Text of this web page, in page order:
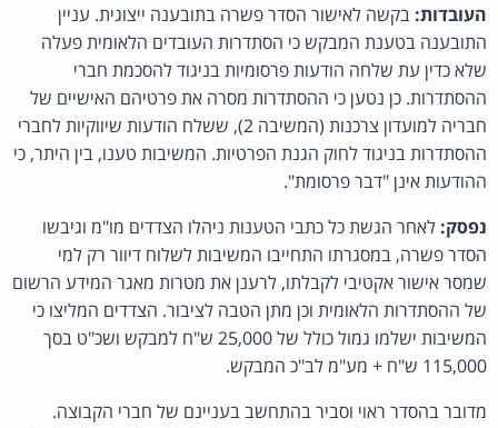
העובדות: בקשה לאישור הסדר פשרה בתובענה ייצוגית. עניין
התובענה בטענת המבקש כי הסתדרות העובדים הלאומית פעלה
שלא כדין עת שלחה הודעות פרסומיות בניגוד להסכמת חברי
ההסתדרות. כן נטען כי ההסתדרות מסרה את פרטיהם האישיים של
חבריה למועדון צרכנות (המשיבה 2), ששלח הודעות שיווקיות לחברי
ההסתדרות בניגוד לחוק הגנת הפרטיות. המשיבות טענו, בין היתר, כי
ההודעות אינן "דבר פרסומת".
נפסק: לאחר הגשת כל כתבי הטענות ניהלו הצדדים מו"מ וגיבשו
הסדר פשרה, במסגרתו התחייבו המשיבות לשלוח דיוור רק למי
שמסר אישור אקטיבי לקבלתו, לרענן את מטרות מאגר המידע הרשום
של ההסתדרות הלאומית וכן מתן הטבה לציבור. הצדדים המליצו כי
המשיבות ישלמו גמול כולל של 25,000 ש"ח למבקש ושכ"ט בסך
115,000 ש"ח + מע"מ לב"כ המבקש.
מדובר בהסדר ראוי וסביר בהתחשב בעניינם של חברי הקבוצה.